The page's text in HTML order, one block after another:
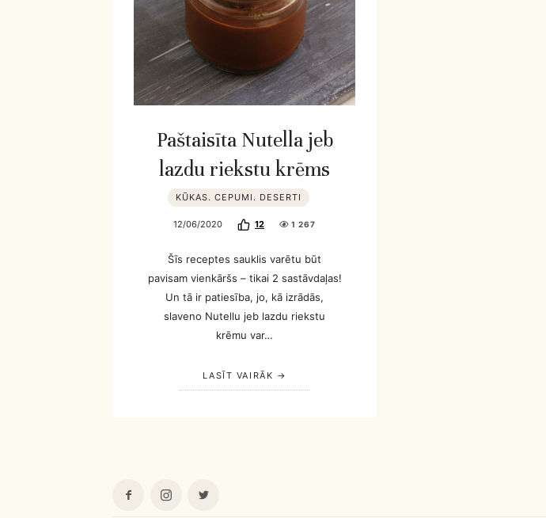
Paštaisīta Nutella jeb
lazdu riekstu krēms
KŪKAS. CEPUMI. DESERTI
12/06/2020 12 1 267
Šīs receptes sauklis varētu būt
pavisam vienkāršs – tikai 2 sastāvdaļas!
Un tā ir patiesība, jo, kā izrādās,
slaveno Nutellu jeb lazdu riekstu
krēmu var…
LASĪT VAIRĀK